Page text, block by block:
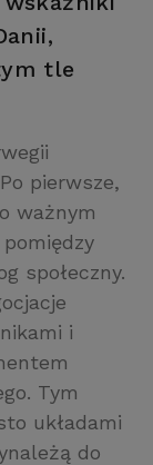
tle
pierwsze,
ważnym
społeczny.
i
Tym
układami
do